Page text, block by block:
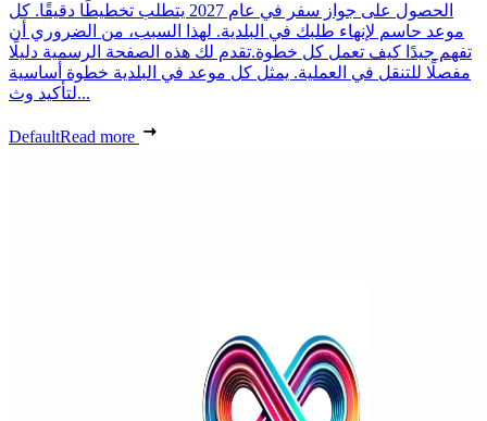
الحصول على جواز سفر في عام 2027 يتطلب تخطيطًا دقيقًا. كل
موعد حاسم لإنهاء طلبك في البلدية. لهذا السبب، من الضروري أن
تفهم جيدًا كيف تعمل كل خطوة.تقدم لك هذه الصفحة الرسمية دليلًا
مفصلًا للتنقل في العملية. يمثل كل موعد في البلدية خطوة أساسية
لتأكيد وث...
DefaultRead more